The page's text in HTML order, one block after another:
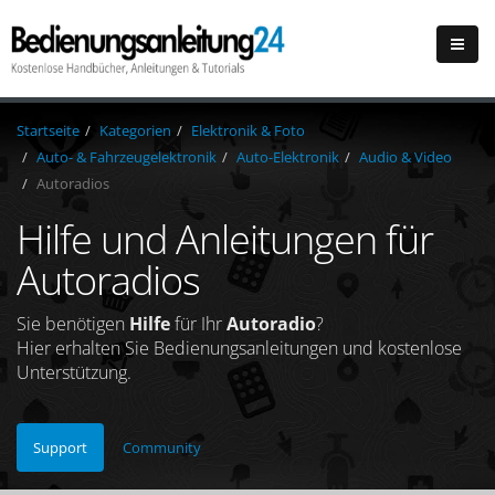
Startseite Kategorien
Elektronik & Foto
Auto- & Fahrzeugelektronik
Auto-Elektronik
Audio & Video
Autoradios
Hilfe und Anleitungen für
Autoradios
Sie benötigen Hilfefür IhrAutoradio?
Hier erhalten Sie Bedienungsanleitungen und kostenlose
Unterstützung.
Support Community